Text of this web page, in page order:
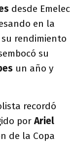
desde Emelec
en la
rendimiento
su
un año y
recordó
porAriel
de la Copa